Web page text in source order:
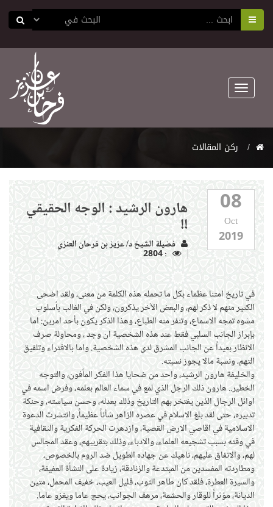
Toggle
navigation
ركن المقالات
08
Oct
2019
هارون الرشيد : الوجه الحقيقي
!!
فضيلة الشيخ د/ عزيز بن فرحان العنزي
: 2804
في تاريخ امتنا عظماء بكل ما تحمله هذه الكلمة من معنى، ولقد اضحى
الكثير منهم لا ذكر لهم، والبعض الآخر يذكرون، ولكن في الغالب بأسلوب
مشوه تمجه الاسماع، وتنفر منه الطباع، وهذا الذكر يكون بأحد امرين: اما
بإبراز الجانب السلبي فقط عند هذه الشخصية ان وجد ، ومحاولة صرف
الانظار بعيداً عن الجانب المشرق لدى هذه الشخصية. واما بالافتراء وتلفيق
التهم، ونسبة مالا يجوز نسبته.
والخليفة هارون الرشيد، واحد من ضحايا هذا الفكر المأفون، والتوجه
الخطير.. هارون ذلك الرجل الذي لمع في سماء العالم بعلمه، وفرض اسمه في
اوائل الرجال الذين يفتخر بهم التاريخ وذلك بعدله، وحسن سياسته، وحنكة
تدبيره، حتى لقد بلغ الاسلام في عصره الزاهر شأناً عظيماً، وانتشرت الدعوة
الاسلامية في اقاصي الارض القصية، وازدهرت الحركة الفكرية والثقافية
في وقته بسبب تشجيعه العلماء، والادباء، وذلك بتقريبهم، وعقد المجالس
لهم، والانفاق عليهم، ناهيك عن جهاده الطويل ضد الروم بالخصوص،
ومطاردته المفسدين من المبتدعة والزنادقة، زيادة على النشأة العفيفة،
والسيرة العطرة، فلقد كان طاهر الثوب، قليل العيب، خفيف المحمل، متين
الديانة، مؤثراً للوقار والحشمة، مرهف الجوانب، يحج عاما ويغزو عاما.